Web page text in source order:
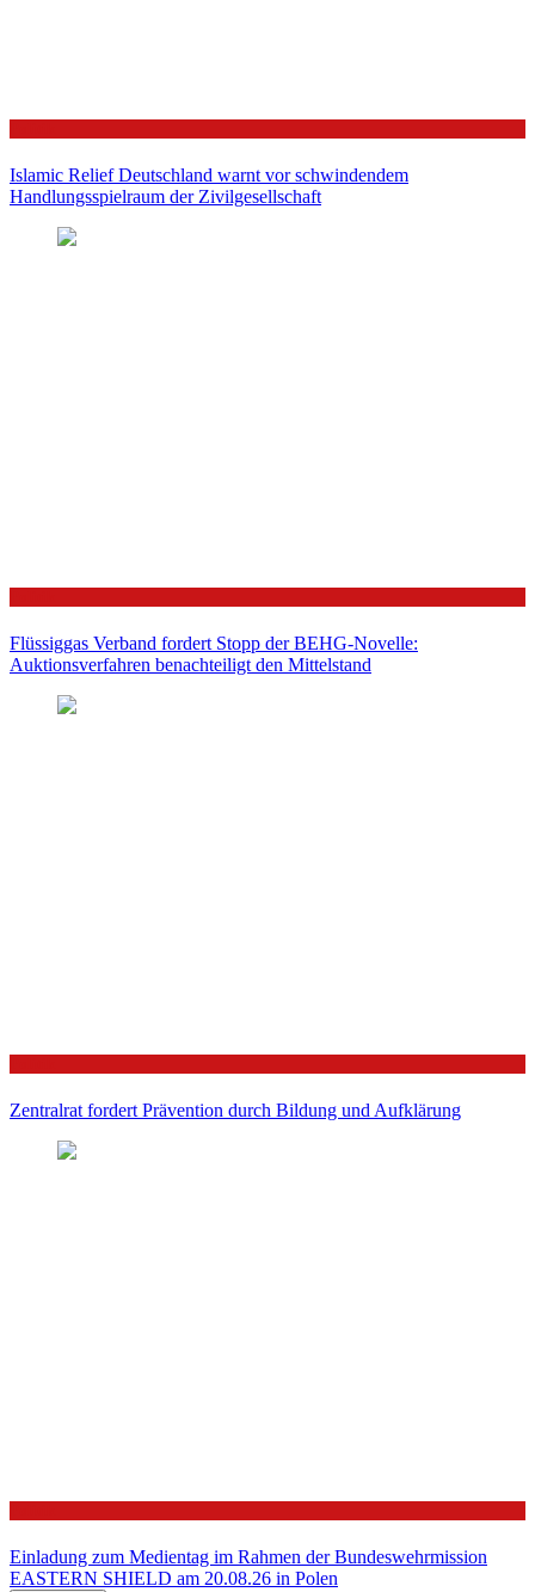
Islamic Relief Deutschland warnt vor schwindendem
Handlungsspielraum der Zivilgesellschaft
Flüssiggas Verband fordert Stopp der BEHG-Novelle:
Auktionsverfahren benachteiligt den Mittelstand
Zentralrat fordert Prävention durch Bildung und Aufklärung
Einladung zum Medientag im Rahmen der Bundeswehrmission
EASTERN SHIELD am 20.08.26 in Polen